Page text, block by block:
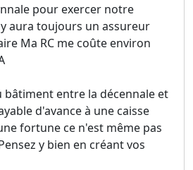
pour exercer notre
aura toujours un assureur
Ma RC me coûte environ
bâtiment entre la décennale et
d'avance à une caisse
fortune ce n'est même pas
y bien en créant vos